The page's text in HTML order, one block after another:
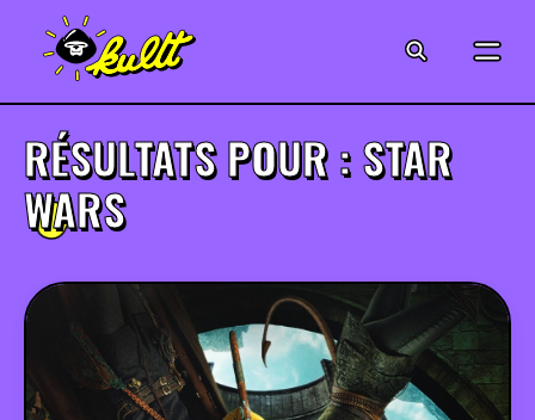
CRÉATION
ART
RÉSULTATS POUR : STAR
WARS